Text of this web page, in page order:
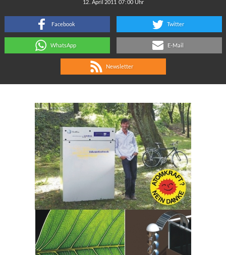
:
Facebook Twitter
WhatsApp E-Mail
Newsletter